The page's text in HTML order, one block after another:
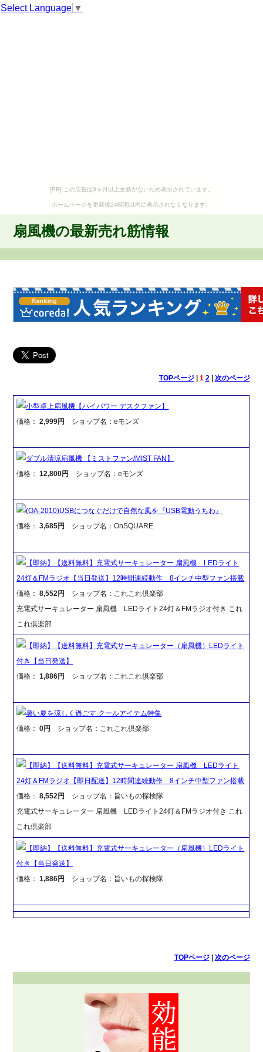
Select Language ▼
[PR] この広告は3ヶ月以上更新がないため表示されています。
ホームページを更新後24時間以内に表示されなくなります。
扇風機の最新売れ筋情報
TOPページ| 1 2| 次のページ
小型卓上扇風機【ハイパワー デスクファン】
価格：2,999円 ショップ名：eモンズ
ダブル清涼扇風機 【ミストファン/MIST FAN】
価格：12,800円 ショップ名：eモンズ
(OA-2010)USBにつなぐだけで自然な風を『USB電動うちわ』
価格：3,685円 ショップ名：OnSQUARE
【即納】【送料無料】充電式サーキュレーター 扇風機 LEDライト
24灯＆FMラジオ【当日発送】12時間連続動作 8インチ中型ファン搭載
価格：8,552円
ショップ名：これこれ倶楽部
充電式サーキュレーター 扇風機 LEDライト24灯＆FMラジオ付き これ
これ倶楽部
【即納】【送料無料】充電式サーキュレーター（扇風機）LEDライト
付き【当日発送】
価格：1,886円 ショップ名：これこれ倶楽部
暑い夏を涼しく過ごす クールアイテム特集
価格：0円 ショップ名：これこれ倶楽部
【即納】【送料無料】充電式サーキュレーター 扇風機 LEDライト
24灯＆FMラジオ【即日配送】12時間連続動作 8インチ中型ファン搭載
価格：8,552円
ショップ名：旨いもの探検隊
充電式サーキュレーター 扇風機 LEDライト24灯＆FMラジオ付き これ
これ倶楽部
【即納】【送料無料】充電式サーキュレーター（扇風機）LEDライト
付き【当日発送】
価格：1,886円 ショップ名：旨いもの探検隊
TOPページ| 次のページ